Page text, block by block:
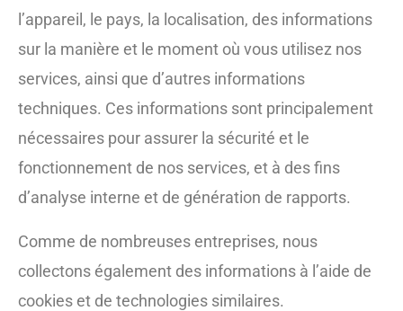
l’appareil, le pays, la localisation, des informations
sur la manière et le moment où vous utilisez nos
services, ainsi que d’autres informations
techniques. Ces informations sont principalement
nécessaires pour assurer la sécurité et le
fonctionnement de nos services, et à des fins
d’analyse interne et de génération de rapports.
Comme de nombreuses entreprises, nous
collectons également des informations à l’aide de
cookies et de technologies similaires.